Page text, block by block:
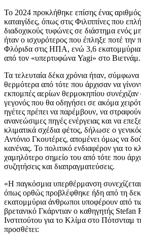
Το 2024 προκλήθηκε επίσης ένας
καταιγίδες, όπως στις Φιλιππίνες που
διαδοχικούς τυφώνες σε διάστημα ενός
ήταν ο ισχυρότερος που έπληξε ποτέ την
Φλόριδα στις ΗΠΑ, ενώ 3,6
από τον «υπερτυφώνα Yagi» στο Βιετνάμ.
Τα τελευταία δέκα χρόνια ήταν,
θερμότερα από τότε που άρχισαν να
εκπομπές αερίων θερμοκηπίου
γεγονός που θα οδηγήσει σε ακόμα
ηγέτες πρέπει να παρέμβουν, να
ανανεώσιμες πηγές ενέργειας και να
κλιματικά σχέδια φέτος, δήλωσε ο
Αντόνιο Γκουτέρες, απομένει όμως να
κανένας. Το πολιτικό ενδιαφέρον για το
χαμηλότερο σημείο του από τότε που
συζητήσεις και διαπραγματεύσεις.
«Η παγκόσμια υπερθέρμανση
όπως ορθώς προβλέφθηκε ήδη από τη
εκατομμύρια άνθρωποι υποφέρουν από
βρετανικό Γκάρντιαν ο καθηγητής Stefan
Ινστιτούτου για το Κλίμα στο Πότσνταμ
προσθέτει: